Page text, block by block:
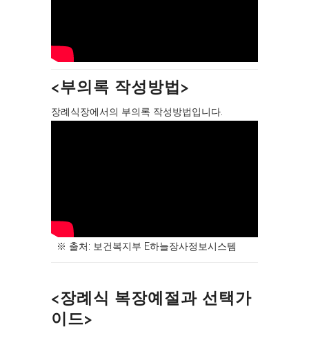
<부의록 작성방법>
장례식장에서의 부의록 작성방법입니다.
※ 출처: 보건복지부 E하늘장사정보시스템
<장례식 복장예절과 선택가
이드>